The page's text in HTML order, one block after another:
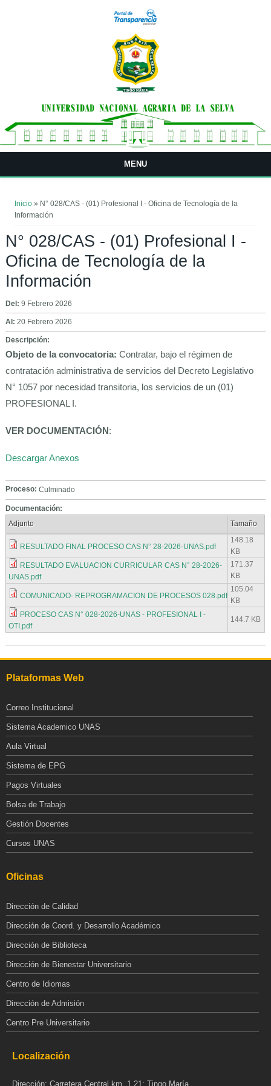
MENU
Inicio » N° 028/CAS - (01) Profesional I - Oficina de Tecnología de la
Información
N° 028/CAS - (01) Profesional I -
Oficina de Tecnología de la
Información
Del:9 Febrero 2026
Al:20 Febrero 2026
Descripción:
Objeto de la convocatoria: Contratar, bajo el régimen de
contratación administrativa de servicios del Decreto Legislativo
N° 1057 por necesidad transitoria, los servicios de un (01)
PROFESIONAL I.
VER DOCUMENTACIÓN :
Descargar Anexos
Proceso:Culminado
Documentación:
Adjunto
Tamaño
RESULTADO FINAL PROCESO CAS N° 28-2026-UNAS.pdf
148.18
KB
RESULTADO EVALUACION CURRICULAR CAS N° 28-2026-
UNAS.pdf
171.37
KB
COMUNICADO- REPROGRAMACION DE PROCESOS 028.pdf
105.04
KB
PROCESO CAS N° 028-2026-UNAS - PROFESIONAL I -
OTI.pdf
144.7 KB
Plataformas Web
Correo Institucional
Sistema Academico UNAS
Aula Virtual
Sistema de EPG
Pagos Virtuales
Bolsa de Trabajo
Gestión Docentes
Cursos UNAS
Oficinas
Dirección de Calidad
Dirección de Coord. y Desarrollo Académico
Dirección de Biblioteca
Dirección de Bienestar Universitario
Centro de Idiomas
Dirección de Admisión
Centro Pre Universitario
Localización
Dirección: Carretera Central km. 1.21; Tingo María